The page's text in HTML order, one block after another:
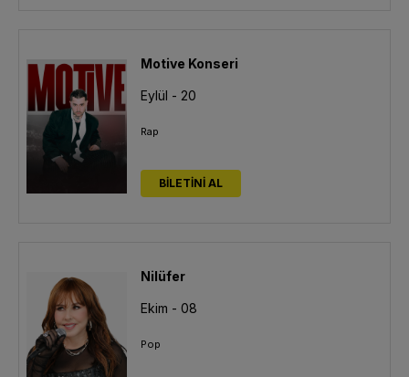
Motive Konseri
Eylül - 20
Rap
BİLETİNİ AL
Nilüfer
Ekim - 08
Pop